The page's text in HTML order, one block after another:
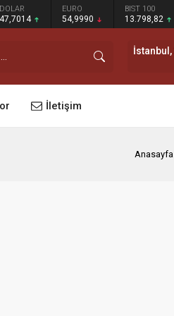
DOLAR
47,7014
EURO
54,9990
BIST 100
13.798,82
İstanbul,
İletişim
Anasayfa